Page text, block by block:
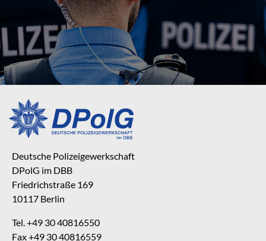
Deutsche Polizeigewerkschaft
DPolG im DBB
Friedrichstraße 169
10117 Berlin
Tel. +49 30 40816550
Fax +49 30 40816559